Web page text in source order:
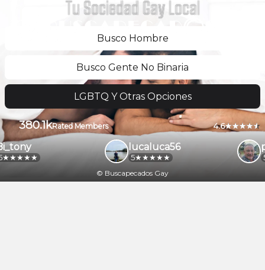
Tu Sociedad Gay Local
Busco Hombre
Busco Gente No Binaria
LGBTQ Y Otras Opciones
380.1kRated Members 4.6
5
lucaluca56
5
© Buscapecados Gay